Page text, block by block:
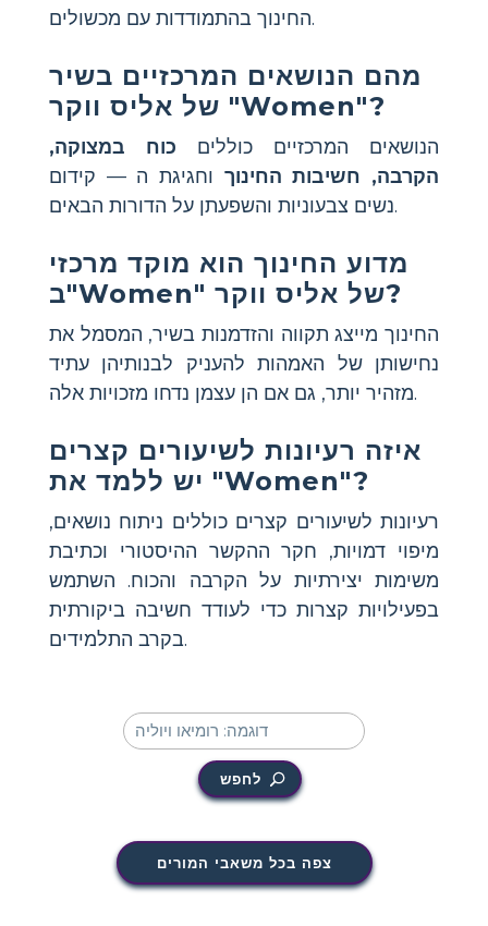
החינוך בהתמודדות עם מכשולים.
מהם הנושאים המרכזיים בשיר
של אליס ווקר "Women"?
הנושאים המרכזיים כוללים כוח במצוקה,
הקרבה, חשיבות החינוך וחגיגת ה — קידום
נשים צבעוניות והשפעתן על הדורות הבאים.
מדוע החינוך הוא מוקד מרכזי
ב"Women" של אליס ווקר?
החינוך מייצג תקווה והזדמנות בשיר, המסמל את
נחישותן של האמהות להעניק לבנותיהן עתיד
מזהיר יותר, גם אם הן עצמן נדחו מזכויות אלה.
איזה רעיונות לשיעורים קצרים
יש ללמד את "Women"?
רעיונות לשיעורים קצרים כוללים ניתוח נושאים,
מיפוי דמויות, חקר ההקשר ההיסטורי וכתיבת
משימות יצירתיות על הקרבה והכוח. השתמש
בפעילויות קצרות כדי לעודד חשיבה ביקורתית
בקרב התלמידים.
לחפש
צפה בכל משאבי המורים